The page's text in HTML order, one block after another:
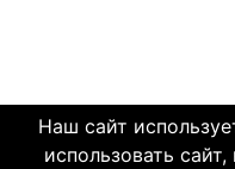
Наш сайт
использовать